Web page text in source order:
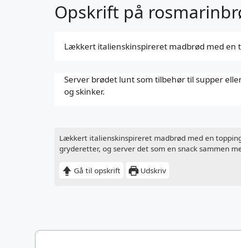
Lækkert italienskinspireret madbrød med en
gryderetter, og server det som en snack sammen
Gå til opskrift Udskriv
Opskrift på
Lækkert italienskinspireret madbrød med en
Server brødet lunt som tilbehør til supper
og skinker.